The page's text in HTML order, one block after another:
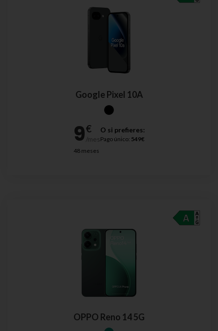
Google Pixel 10A
48 meses
O si prefieres:
Pago único: 549€
OPPO Reno 14 5G